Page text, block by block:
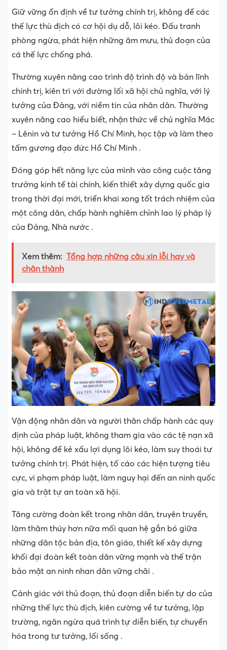
Giữ vững ổn định về tư tưởng chính trị, không để các
thế lực thù địch có cơ hội dụ dỗ, lôi kéo. Đấu tranh
phòng ngừa, phát hiện những âm mưu, thủ đoạn của
cá thế lực chống phá.
Thường xuyên nâng cao trình độ trình độ và bản lĩnh
chính trị, kiên trì với đường lối xã hội chủ nghĩa, với lý
tưởng của Đảng, với niềm tin của nhân dân. Thường
xuyên nâng cao hiểu biết, nhận thức về chủ nghĩa Mác
– Lênin và tư tưởng Hồ Chí Minh, học tập và làm theo
tấm gương đạo đức Hồ Chí Minh .
Đóng góp hết năng lực của mình vào công cuộc tăng
trưởng kinh tế tài chính, kiến thiết xây dựng quốc gia
trong thời đại mới, triển khai xong tốt trách nhiệm của
một công dân, chấp hành nghiêm chỉnh lao lý pháp lý
của Đảng, Nhà nước .
Xem thêm: Tổng hợp những câu xin lỗi hay và
chân thành
Vận động nhân dân và người thân chấp hành các quy
định của pháp luật, không tham gia vào các tệ nạn xã
hội, không để kẻ xấu lợi dụng lôi kéo, làm suy thoái tư
tưởng chính trị. Phát hiện, tố cáo các hiện tượng tiêu
cực, vi phạm pháp luật, làm nguy hại đến an ninh quốc
gia và trật tự an toàn xã hội.
Tăng cường đoàn kết trong nhân dân, truyên truyền,
làm thâm thúy hơn nữa mối quan hệ gắn bó giữa
những dân tộc bản địa, tôn giáo, thiết kế xây dựng
khối đại đoàn kết toàn dân vững mạnh và thế trận
bảo mật an ninh nhan dân vững chãi .
Cảnh giác với thủ đoạn, thủ đoạn diễn biến tự do của
những thế lực thù địch, kiên cường về tư tưởng, lập
trường, ngăn ngừa quá trình tự diễn biến, tự chuyển
hóa trong tư tưởng, lối sống .